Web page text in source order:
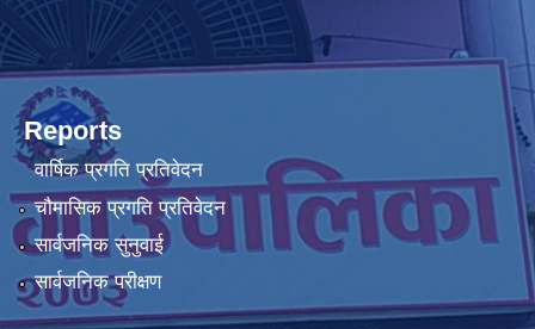
Reports
वार्षिक प्रगति प्रतिवेदन
चौमासिक प्रगति प्रतिवेदन
सार्वजनिक सुनुवाई
सार्वजनिक परीक्षण